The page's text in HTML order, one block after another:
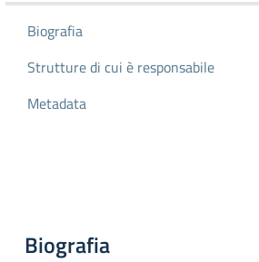
Dettagli della persona
Biografia
Strutture di cui è responsabile
Metadata
Biografia